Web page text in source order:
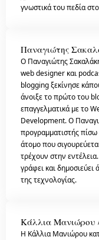
γνωστικά του πεδία
Παναγιώτης
Ο Παναγιώτης
web designer και
blogging ξεκίνησε
άνοιξε το πρώτο του
επαγγελματικά με το
Development. Ο
προγραμματιστής
άτομο που
τρέχουν στην
γράφει και
της τεχνολογίας.
Κάλλια Μανιώρου
Η Κάλλια Μανιώρου